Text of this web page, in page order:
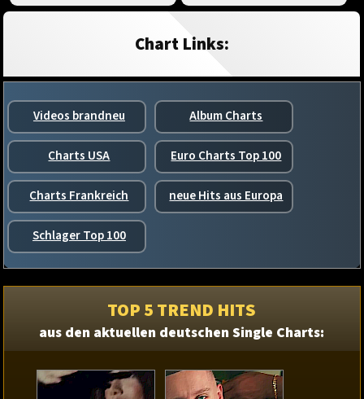
Chart Links:
Videos brandneu Album Charts
Charts USA Euro Charts Top 100
Charts Frankreich neue Hits aus Europa
Schlager Top 100
TOP 5 TREND HITS
aus den aktuellen deutschen Single Charts: